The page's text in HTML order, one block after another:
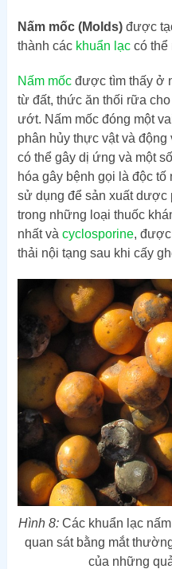
Nấm mốc (Molds)được
thành các khuẩn lạccó thể
Nấm mốcđược tìm thấy ở
từ đất, thức ăn thối rữa
ướt. Nấm mốc đóng một
phân hủy thực vật và động
có thể gây dị ứng và một
hóa gây bệnh gọi là độc
sử dụng để sản xuất dược
trong những loại thuốc
nhất và cyclosporine,
thải nội tạng sau khi cấy
Hình 8: Các khuẩn lạc
quan sát bằng mắt
của những